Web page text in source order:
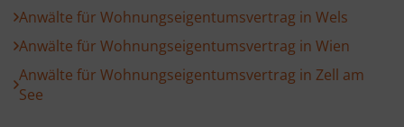
Anwälte für Wohnungseigentumsvertrag in Wels
Anwälte für Wohnungseigentumsvertrag in Wien
Anwälte für Wohnungseigentumsvertrag in Zell am
See